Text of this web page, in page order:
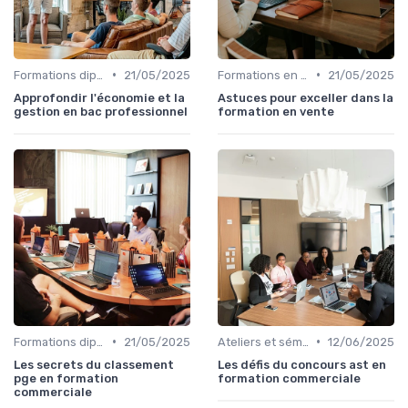
•
21/05/2025
Approfondir l'économie et la
gestion en bac professionnel
•
21/05/2025
Astuces pour exceller dans la
formation en vente
•
21/05/2025
Les secrets du classement
pge en formation
commerciale
• 12/06/2025
Les défis du concours ast en
formation commerciale